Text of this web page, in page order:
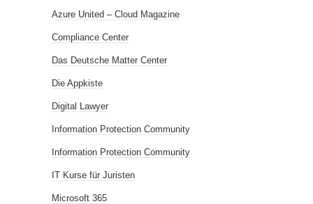
Azure United – Cloud Magazine
Compliance Center
Das Deutsche Matter Center
Die Appkiste
Digital Lawyer
Information Protection Community
Information Protection Community
IT Kurse für Juristen
Microsoft 365